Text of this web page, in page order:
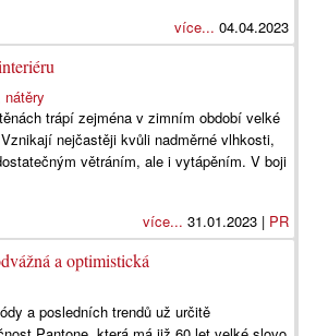
více... 04.04.2023
nátěry
trápí zejména v zimním období velké
nejčastěji kvůli nadměrné vlhkosti,
větráním, ale i vytápěním. V boji
více... 31.01.2023 | PR
a optimistická
a posledních trendů už určitě